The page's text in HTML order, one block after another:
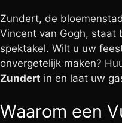
Zundert, de
Vincent van Gogh, staat
spektakel. Wilt u uw
onvergetelijk maken?
Zundert in en laat uw
Waarom een